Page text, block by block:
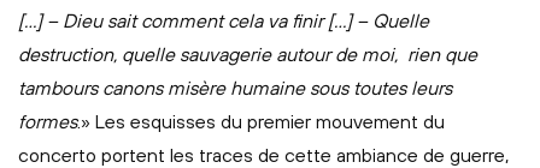
[…] – Dieu sait comment cela va finir […] – Quelle
destruction, quelle sauvagerie autour de moi, rien que
tambours canons misère humaine sous toutes leurs
formes.» Les esquisses du premier mouvement du
concerto portent les traces de cette ambiance de guerre,